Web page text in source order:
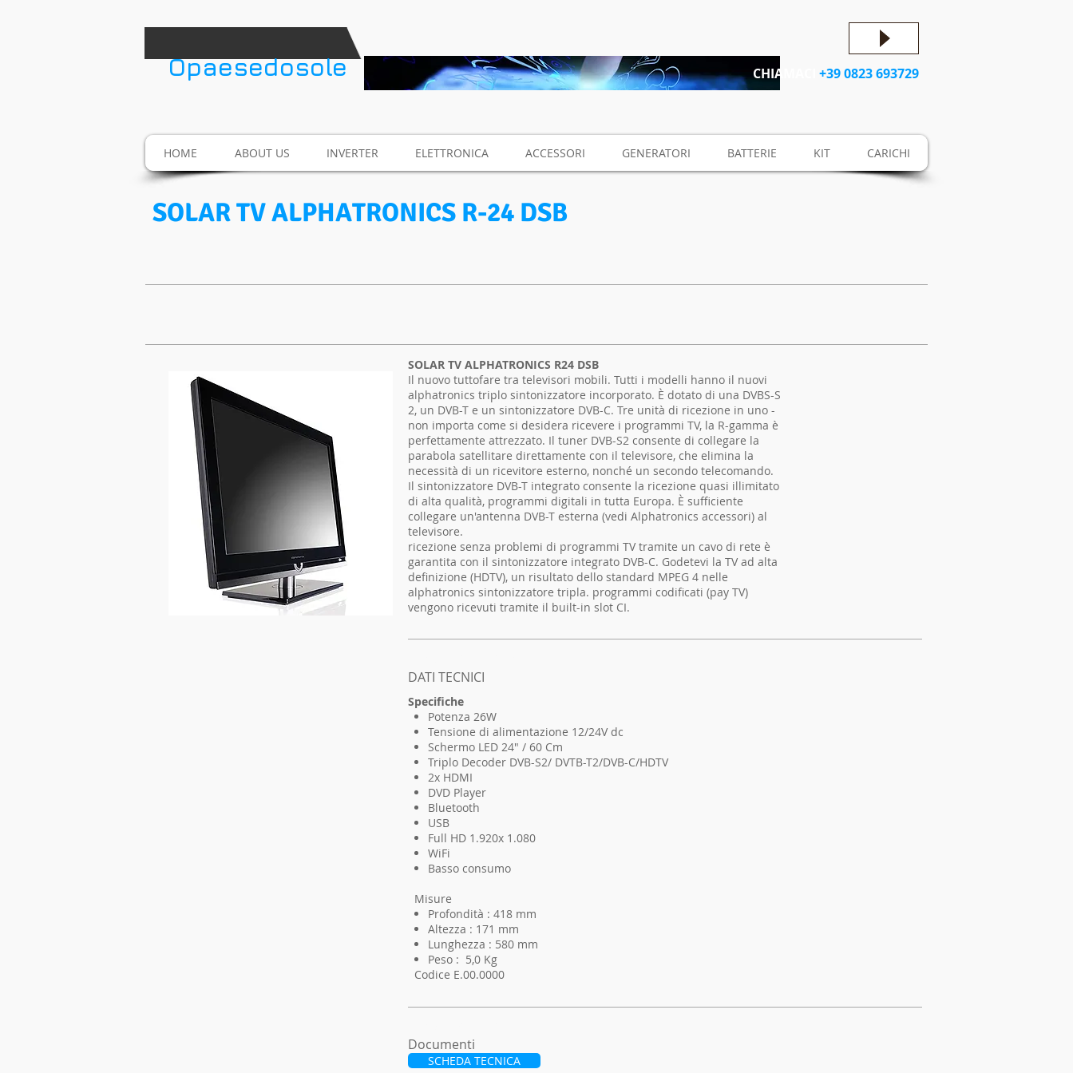
​Opaesedosole CHIAMACI +39 0823 693729
HOME ABOUT US INVERTER ELETTRONICA ACCESSORI GENERATORI BATTERIE KIT CARICHI
SOLAR TV ALPHATRONICS R-24 DSB
SOLAR TV ALPHATRONICS R24 DSB
Il nuovo tuttofare tra televisori mobili. Tutti i modelli hanno il nuovi
alphatronics triplo sintonizzatore incorporato. È dotato di una DVBS-S
2, un DVB-T e un sintonizzatore DVB-C. Tre unità di ricezione in uno -
non importa come si desidera ricevere i programmi TV, la R-gamma è
perfettamente attrezzato. Il tuner DVB-S2 consente di collegare la
parabola satellitare direttamente con il televisore, che elimina la
necessità di un ricevitore esterno, nonché un secondo telecomando.
Il sintonizzatore DVB-T integrato consente la ricezione quasi illimitato
di alta qualità, programmi digitali in tutta Europa. È sufficiente
collegare un'antenna DVB-T esterna (vedi Alphatronics accessori) al
televisore.
ricezione senza problemi di programmi TV tramite un cavo di rete è
garantita con il sintonizzatore integrato DVB-C. Godetevi la TV ad alta
definizione (HDTV), un risultato dello standard MPEG 4 nelle
alphatronics sintonizzatore tripla. programmi codificati (pay TV)
vengono ricevuti tramite il built-in slot CI.
DATI TECNICI
Specifiche
Potenza 26W
Tensione di alimentazione 12/24V dc
Schermo LED 24" / 60 Cm
Triplo Decoder DVB-S2/ DVTB-T2/DVB-C/HDTV
2x HDMI
DVD Player
Bluetooth
USB
Full HD 1.920x 1.080
WiFi
Basso consumo
Misure
Profondità : 418 mm
Altezza : 171 mm
Lunghezza : 580 mm
Peso : 5,0 Kg
Codice E.00.0000
Documenti
SCHEDA TECNICA